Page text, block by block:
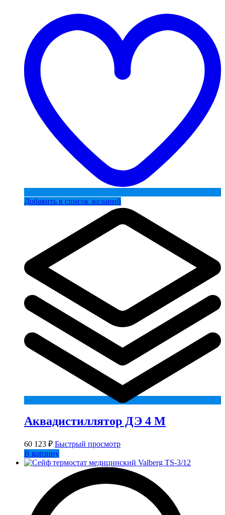
Добавить в список желаний
Аквадистиллятор ДЭ 4 М
60 123 ₽ Быстрый просмотр
В корзину